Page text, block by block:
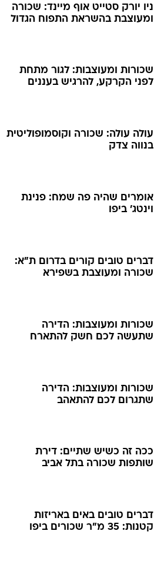
ניו יורק סטייט אוף מיינד: שכורה
ומעוצבת בהשראת התפוח הגדול
שכורות ומעוצבות: לגור מתחת
לפני הקרקע, להרגיש בעננים
עולה עולה: שכורה וקוסמופוליטית
בנווה צדק
אומרים שהיה פה שמח: פנינת
וינטג' ביפו
דברים טובים קורים בדרום ת"א:
שכורה ומעוצבת בשפירא
שכורות ומעוצבות: הדירה
שתעשה לכם חשק להתארח
שכורות ומעוצבות: הדירה
שתגרום לכם להתאהב
ככה זה כשיש שתיים: דירת
שותפות שכורה בתל אביב
דברים טובים באים באריזות
קטנות: 35 מ"ר שכורים ביפו